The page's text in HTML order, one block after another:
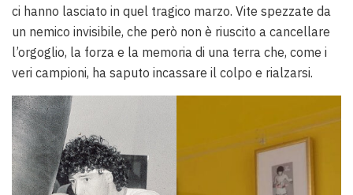
ci hanno lasciato in quel tragico marzo. Vite spezzate da
un nemico invisibile, che però non è riuscito a cancellare
l’orgoglio, la forza e la memoria di una terra che, come i
veri campioni, ha saputo incassare il colpo e rialzarsi.